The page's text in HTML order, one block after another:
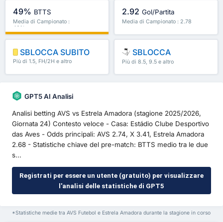
49% BTTS
Media di Campionato :
46%
2.92 Gol/Partita
Media di Campionato : 2.78
SBLOCCA SUBITO
Più di 1.5, FH/2H e altro
SBLOCCA
Più di 8.5, 9.5 e altro
GPT5 AI Analisi
Analisi betting AVS vs Estrela Amadora (stagione 2025/2026,
Giornata 24) Contesto veloce - Casa: Estádio Clube Desportivo
das Aves - Odds principali: AVS 2.74, X 3.41, Estrela Amadora
2.68 - Statistiche chiave del pre-match: BTTS medio tra le due
s...
Registrati per essere un utente (gratuito) per visualizzare
l'analisi delle statistiche di GPT5
*Statistiche medie tra AVS Futebol e Estrela Amadora durante la stagione in corso